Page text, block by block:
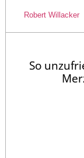
Robert Willacker
So